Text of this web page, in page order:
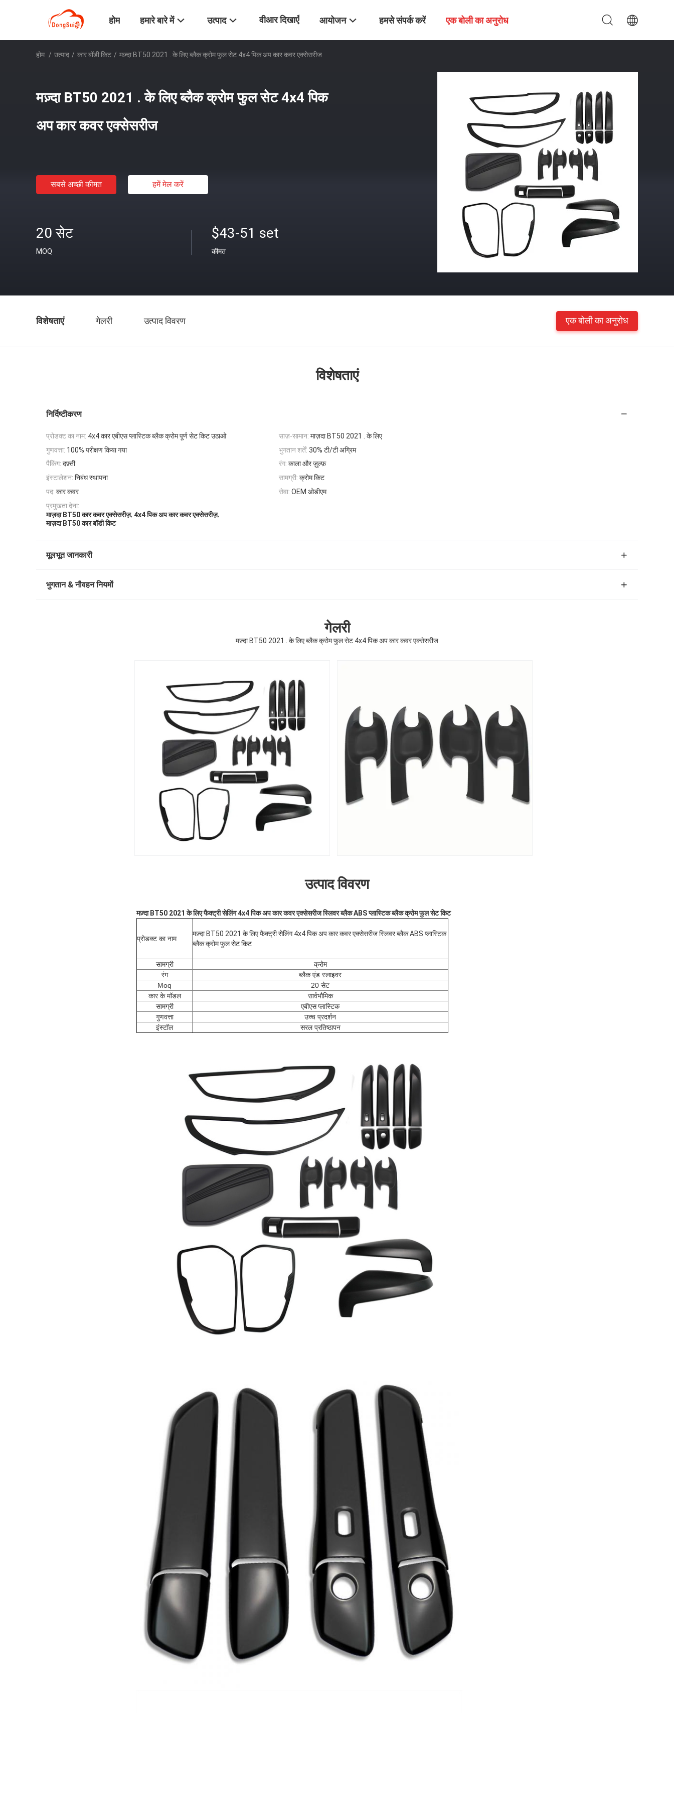
होम हमारे बारे में उत्पाद वीआर दिखाएँ आयोजन हमसे संपर्क करें एक बोली का अनुरोध
होम / उत्पाद / कार बॉडी किट / मज़्दा BT50 2021 . के लिए ब्लैक क्रोम फुल सेट 4x4 पिक अप कार कवर एक्सेसरीज
मज़्दा BT50 2021 . के लिए ब्लैक क्रोम फुल सेट 4x4 पिक
अप कार कवर एक्सेसरीज
सबसे अच्छी कीमत हमें मेल करें
20 सेट
MOQ
$43-51 set
कीमत
विशेषताएं गेलरी उत्पाद विवरण एक बोली का अनुरोध
विशेषताएं
निर्दिष्टीकरण
प्रोडक्ट का नाम: 4x4 कार एबीएस प्लास्टिक ब्लैक क्रोम पूर्ण सेट किट उठाओ साज़-सामान: माज़दा BT50 2021 . के लिए
गुणवत्ता: 100% परीक्षण किया गया भुगतान शर्तें: 30% टी/टी अग्रिम
पैकिंग: दफ़्ती रंग: काला और ज़ुल्फ़
इंस्टालेशन: निबंध स्थापना सामग्री: क्रोम किट
पद: कार कवर सेवा: OEM ओडीएम
प्रमुखता देना:
माज़दा BT50 कार कवर एक्सेसरीज़, 4x4 पिक अप कार कवर एक्सेसरीज़,
माज़दा BT50 कार बॉडी किट
मूलभूत जानकारी
भुगतान & नौवहन नियमों
गेलरी
मज़्दा BT50 2021 . के लिए ब्लैक क्रोम फुल सेट 4x4 पिक अप कार कवर एक्सेसरीज
उत्पाद विवरण
मज़्दा BT50 2021 के लिए फैक्ट्री सेलिंग 4x4 पिक अप कार कवर एक्सेसरीज स्लिवर ब्लैक ABS प्लास्टिक ब्लैक क्रोम फुल सेट किट
प्रोडक्ट का नाम
मज़्दा BT50 2021 के लिए फैक्ट्री सेलिंग 4x4 पिक अप कार कवर एक्सेसरीज स्लिवर ब्लैक ABS प्लास्टिक
ब्लैक क्रोम फुल सेट किट
सामग्री
क्रोम
रंग
ब्लैक एंड स्लाइवर
Moq
20 सेट
कार के मॉडल
सार्वभौमिक
सामग्री
एबीएस प्लास्टिक
गुणवत्ता
उच्च प्रदर्शन
इंस्टॉल
सरल प्रतिष्ठापन